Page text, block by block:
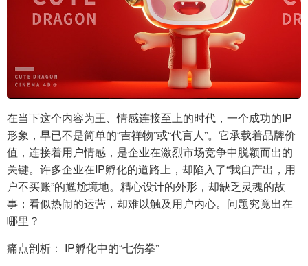
在当下这个内容为王、情感连接至上的时代，一个成功的IP
形象，早已不是简单的“吉祥物”或“代言人”。它承载着品牌价
值，连接着用户情感，是企业在激烈市场竞争中脱颖而出的
关键。许多企业在IP孵化的道路上，却陷入了“我自产出，用
户不买账”的尴尬境地。精心设计的外形，却缺乏灵魂的故
事；看似热闹的运营，却难以触及用户内心。问题究竟出在
哪里？
痛点剖析： IP孵化中的“七伤拳”